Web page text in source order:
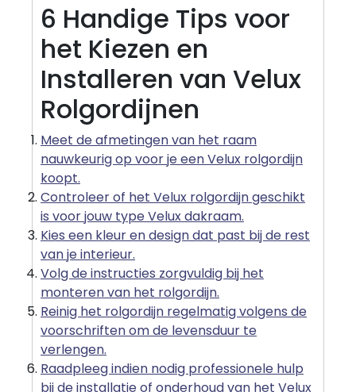
6 Handige Tips voor
het Kiezen en
Installeren van Velux
Rolgordijnen
Meet de afmetingen van het raam
nauwkeurig op voor je een Velux rolgordijn
koopt.
Controleer of het Velux rolgordijn geschikt
is voor jouw type Velux dakraam.
Kies een kleur en design dat past bij de rest
van je interieur.
Volg de instructies zorgvuldig bij het
monteren van het rolgordijn.
Reinig het rolgordijn regelmatig volgens de
voorschriften om de levensduur te
verlengen.
Raadpleeg indien nodig professionele hulp
bij de installatie of onderhoud van het Velux